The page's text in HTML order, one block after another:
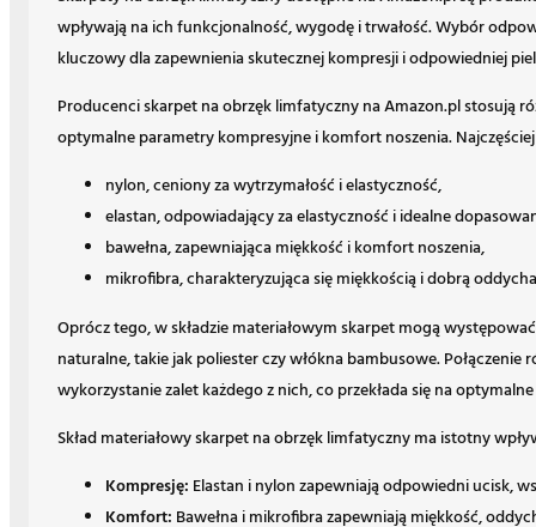
wpływają na ich funkcjonalność, wygodę i trwałość. Wybór
kluczowy dla zapewnienia skutecznej kompresji i odpowiedniej
Producenci skarpet na obrzęk limfatyczny na Amazon.pl stosują
optymalne parametry kompresyjne i komfort noszenia.
nylon, ceniony za wytrzymałość i elastyczność,
elastan, odpowiadający za elastyczność i idealne
bawełna, zapewniająca miękkość i komfort noszenia,
mikrofibra, charakteryzująca się miękkością i dobrą
Oprócz tego, w składzie materiałowym skarpet mogą
naturalne, takie jak poliester czy włókna bambusowe. Połączenie
wykorzystanie zalet każdego z nich, co przekłada się na
Skład materiałowy skarpet na obrzęk limfatyczny ma istotny
Kompresję: Elastan i nylon zapewniają odpowiedni ucisk,
Komfort: Bawełna i mikrofibra zapewniają miękkość,